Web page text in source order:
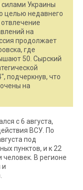
Украины
целью недавнего
на
продолжает
где
50. Сырский
подчеркнув, что
на
с 6 августа,
ВСУ. По
под
пунктов, и к 22
человек. В регионе
и